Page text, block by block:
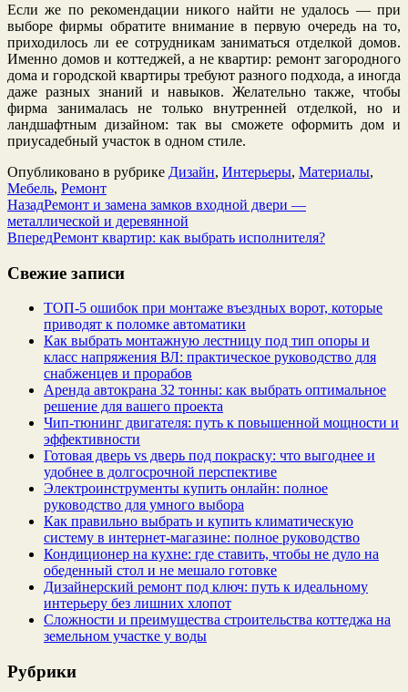
Если же по рекомендации никого найти не удалось — при
выборе фирмы обратите внимание в первую очередь на то,
приходилось ли ее сотрудникам заниматься отделкой домов.
Именно домов и коттеджей, а не квартир: ремонт загородного
дома и городской квартиры требуют разного подхода, а иногда
даже разных знаний и навыков. Желательно также, чтобы
фирма занималась не только внутренней отделкой, но и
ландшафтным дизайном: так вы сможете оформить дом и
приусадебный участок в одном стиле.
Опубликовано в рубрике Дизайн, Интерьеры, Материалы,
Мебель, Ремонт
НазадРемонт и замена замков входной двери —
металлической и деревянной
ВпередРемонт квартир: как выбрать исполнителя?
Свежие записи
ТОП-5 ошибок при монтаже въездных ворот, которые
приводят к поломке автоматики
Как выбрать монтажную лестницу под тип опоры и
класс напряжения ВЛ: практическое руководство для
снабженцев и прорабов
Аренда автокрана 32 тонны: как выбрать оптимальное
решение для вашего проекта
Чип‑тюнинг двигателя: путь к повышенной мощности и
эффективности
Готовая дверь vs дверь под покраску: что выгоднее и
удобнее в долгосрочной перспективе
Электроинструменты купить онлайн: полное
руководство для умного выбора
Как правильно выбрать и купить климатическую
систему в интернет‑магазине: полное руководство
Кондиционер на кухне: где ставить, чтобы не дуло на
обеденный стол и не мешало готовке
Дизайнерский ремонт под ключ: путь к идеальному
интерьеру без лишних хлопот
Сложности и преимущества строительства коттеджа на
земельном участке у воды
Рубрики